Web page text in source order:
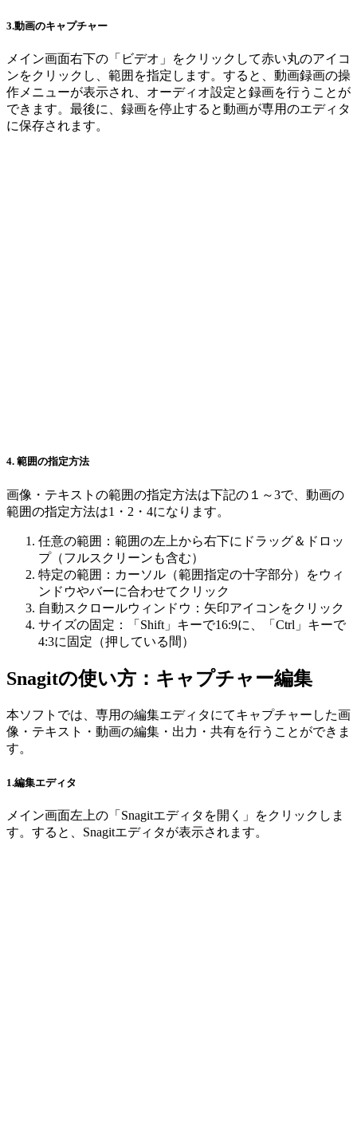
3.動画のキャプチャー
メイン画面右下の「ビデオ」をクリックして赤い丸のアイコ
ンをクリックし、範囲を指定します。すると、動画録画の操
作メニューが表示され、オーディオ設定と録画を行うことが
できます。最後に、録画を停止すると動画が専用のエディタ
に保存されます。
4. 範囲の指定方法
画像・テキストの範囲の指定方法は下記の１～3で、動画の
範囲の指定方法は1・2・4になります。
任意の範囲：範囲の左上から右下にドラッグ＆ドロッ
プ（フルスクリーンも含む）
特定の範囲：カーソル（範囲指定の十字部分）をウィ
ンドウやバーに合わせてクリック
自動スクロールウィンドウ：矢印アイコンをクリック
サイズの固定：「Shift」キーで16:9に、「Ctrl」キーで
4:3に固定（押している間）
Snagitの使い方：キャプチャー編集
本ソフトでは、専用の編集エディタにてキャプチャーした画
像・テキスト・動画の編集・出力・共有を行うことができま
す。
1.編集エディタ
メイン画面左上の「Snagitエディタを開く」をクリックしま
す。すると、Snagitエディタが表示されます。